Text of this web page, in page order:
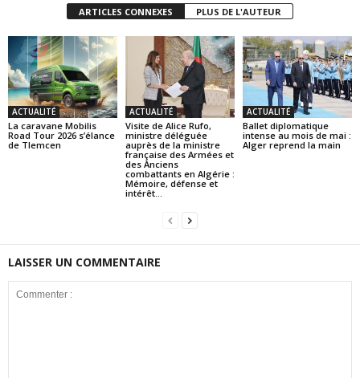
ARTICLES CONNEXES PLUS DE L'AUTEUR
ACTUALITÉ
La caravane Mobilis
Road Tour 2026 s’élance
de Tlemcen
ACTUALITÉ
Visite de Alice Rufo,
ministre déléguée
auprès de la ministre
française des Armées et
des Anciens
combattants en Algérie :
Mémoire, défense et
intérêt...
ACTUALITÉ
Ballet diplomatique
intense au mois de mai :
Alger reprend la main
LAISSER UN COMMENTAIRE